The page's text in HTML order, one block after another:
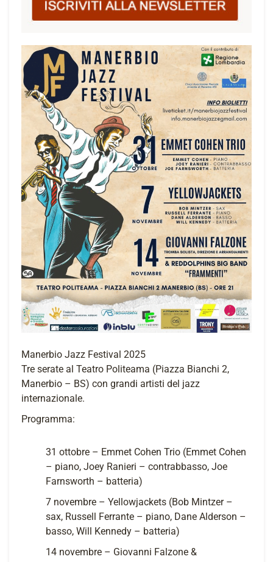
Manerbio Jazz Festival 2025
Tre serate al Teatro Politeama (Piazza Bianchi 2,
Manerbio – BS) con grandi artisti del jazz
internazionale.
Programma:
31 ottobre – Emmet Cohen Trio (Emmet Cohen
– piano, Joey Ranieri – contrabbasso, Joe
Farnsworth – batteria)
7 novembre – Yellowjackets (Bob Mintzer –
sax, Russell Ferrante – piano, Dane Alderson –
basso, Will Kennedy – batteria)
14 novembre – Giovanni Falzone &